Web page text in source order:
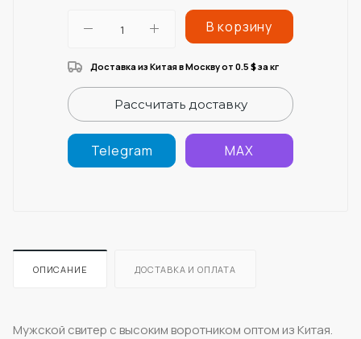
В корзину
Доставка из Китая в Москву от 0.5 $за кг
Рассчитать доставку
Telegram MAX
ОПИСАНИЕ ДОСТАВКА И ОПЛАТА
Мужской свитер с высоким воротником оптом из Китая.